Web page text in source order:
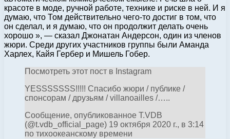
красоте в моде, ручной работе, технике и риске в ней. И я
думаю, что Том действительно чего-то достиг в том, что
он сделал, и я думаю, что он продолжит делать очень
хорошо », — сказал Джонатан Андерсон, один из членов
жюри. Среди других участников группы были Аманда
Харлех, Кайя Гербер и Мишель Гобер.
Посмотреть этот пост в Instagram
YESSSSSSS!!!!! Спасибо жюри / публике /
спонсорам / друзьям / villanoailles /…..
Сообщение, опубликованное T.VDB
(@t.vdb_official_page) 19 октября 2020 г., в 3:14
по тихоокеанскому времени